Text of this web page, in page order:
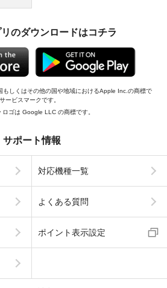
のダウンロードはコチラ
しくはその他の国や地域におけるApple Inc.の商標で
ービスマークです。
ゴは Google LLC の商標です。
サポート情報
対応機種一覧
よくある質問
ポイント表示設定